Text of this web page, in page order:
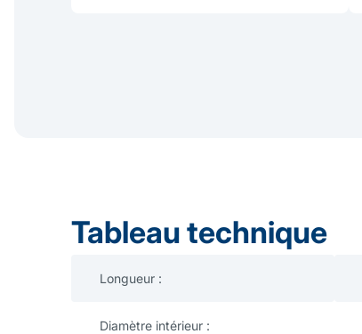
Tableau technique
Longueur :
Diamètre intérieur :